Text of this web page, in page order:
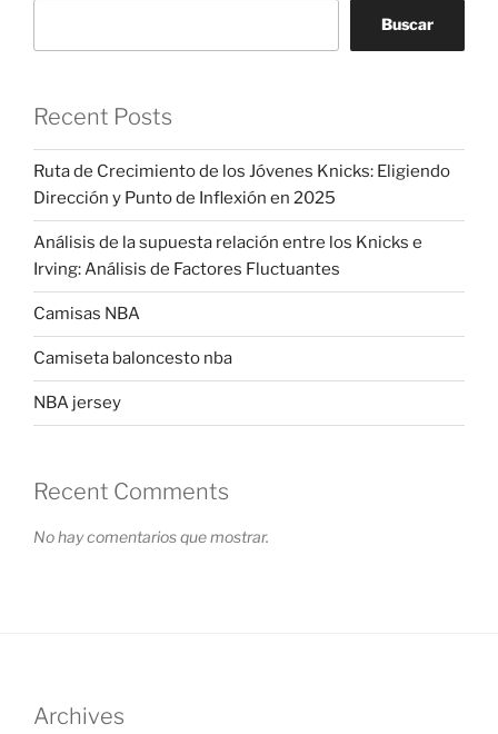
Buscar
Recent Posts
Ruta de Crecimiento de los Jóvenes Knicks: Eligiendo
Dirección y Punto de Inflexión en 2025
Análisis de la supuesta relación entre los Knicks e
Irving: Análisis de Factores Fluctuantes
Camisas NBA
Camiseta baloncesto nba
NBA jersey
Recent Comments
No hay comentarios que mostrar.
Archives